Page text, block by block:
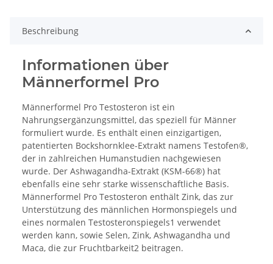
Beschreibung
Informationen über
Männerformel Pro
Männerformel Pro Testosteron ist ein
Nahrungsergänzungsmittel, das speziell für Männer
formuliert wurde. Es enthält einen einzigartigen,
patentierten Bockshornklee-Extrakt namens Testofen®,
der in zahlreichen Humanstudien nachgewiesen
wurde. Der Ashwagandha-Extrakt (KSM-66®) hat
ebenfalls eine sehr starke wissenschaftliche Basis.
Männerformel Pro Testosteron enthält Zink, das zur
Unterstützung des männlichen Hormonspiegels und
eines normalen Testosteronspiegels1 verwendet
werden kann, sowie Selen, Zink, Ashwagandha und
Maca, die zur Fruchtbarkeit2 beitragen.